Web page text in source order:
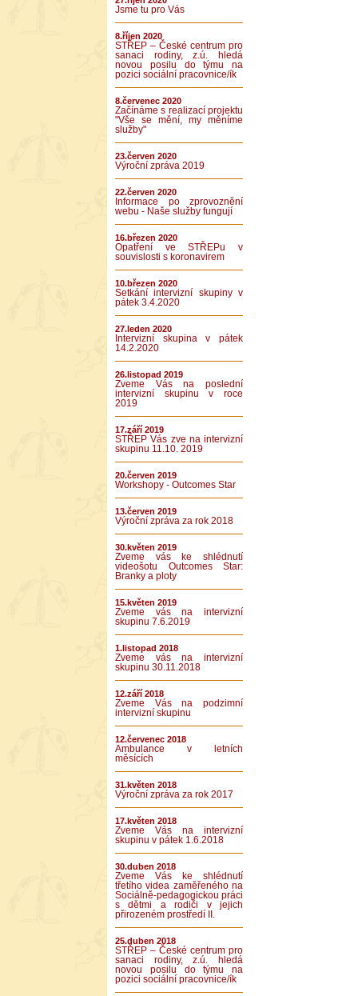
Jsme tu pro Vás
8.říjen 2020
STŘEP – České centrum pro
sanaci rodiny, z.ú. hledá
novou posilu do týmu na
pozici sociální pracovnice/ík
8.červenec 2020
Začínáme s realizací projektu
"Vše se mění, my měníme
služby"
23.červen 2020
Výroční zpráva 2019
22.červen 2020
Informace po zprovoznění
webu - Naše služby fungují
16.březen 2020
Opatření ve STŘEPu v
souvislosti s koronavirem
10.březen 2020
Setkání intervizní skupiny v
pátek 3.4.2020
27.leden 2020
Intervizní skupina v pátek
14.2.2020
26.listopad 2019
Zveme Vás na poslední
intervizní skupinu v roce
2019
17.září 2019
STŘEP Vás zve na intervizní
skupinu 11.10. 2019
20.červen 2019
Workshopy - Outcomes Star
13.červen 2019
Výroční zpráva za rok 2018
30.květen 2019
Zveme vás ke shlédnutí
videošotu Outcomes Star:
Branky a ploty
15.květen 2019
Zveme vás na intervizní
skupinu 7.6.2019
1.listopad 2018
Zveme vás na intervizní
skupinu 30.11.2018
12.září 2018
Zveme Vás na podzimní
intervizní skupinu
12.červenec 2018
Ambulance v letních
měsících
31.květen 2018
Výroční zpráva za rok 2017
17.květen 2018
Zveme Vás na intervizní
skupinu v pátek 1.6.2018
30.duben 2018
Zveme Vás ke shlédnutí
třetího videa zaměřeného na
Sociálně-pedagogickou práci
s dětmi a rodiči v jejich
přirozeném prostředí II.
25.duben 2018
STŘEP – České centrum pro
sanaci rodiny, z.ú. hledá
novou posilu do týmu na
pozici sociální pracovnice/ík